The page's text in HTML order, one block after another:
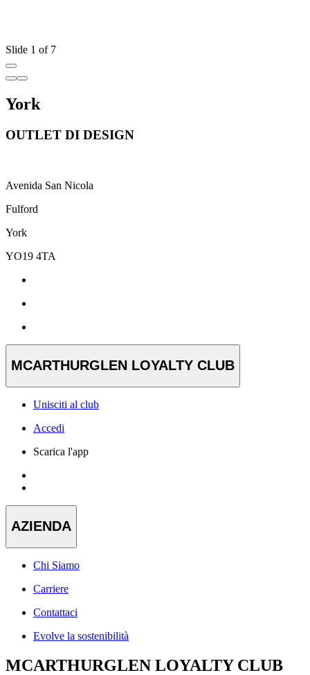
Slide 1 of 7
York
OUTLET DI DESIGN
Avenida San Nicola
Fulford
York
YO19 4TA
MCARTHURGLEN LOYALTY CLUB
Unisciti al club
Accedi
Scarica l'app
AZIENDA
Chi Siamo
Carriere
Contattaci
Evolve la sostenibilità
MCARTHURGLEN LOYALTY CLUB